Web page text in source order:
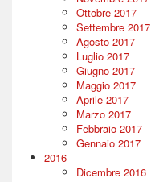
Ottobre 2017
Settembre 2017
Agosto 2017
Luglio 2017
Giugno 2017
Maggio 2017
Aprile 2017
Marzo 2017
Febbraio 2017
Gennaio 2017
2016
Dicembre 2016